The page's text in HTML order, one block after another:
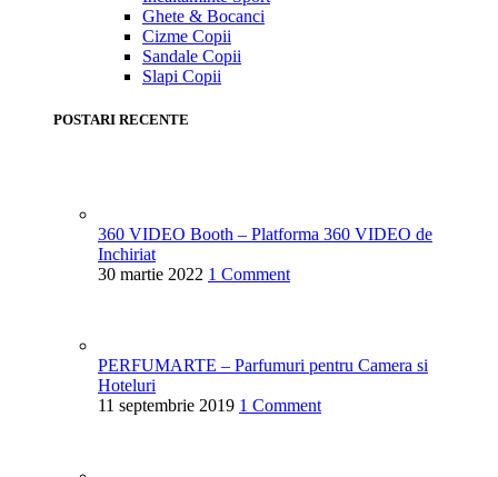
Ghete & Bocanci
Cizme Copii
Sandale Copii
Slapi Copii
POSTARI RECENTE
360 VIDEO Booth – Platforma 360 VIDEO de
Inchiriat
30 martie 2022 1 Comment
PERFUMARTE – Parfumuri pentru Camera si
Hoteluri
11 septembrie 2019 1 Comment